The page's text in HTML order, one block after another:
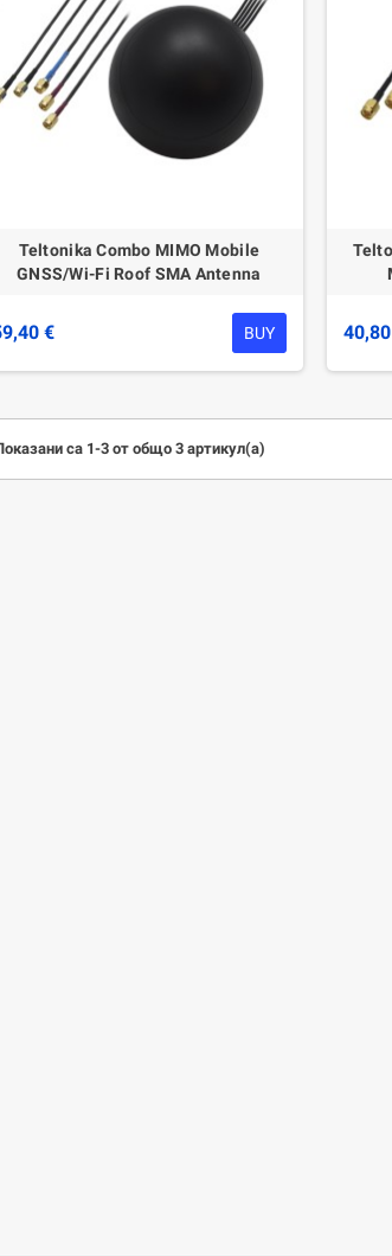
Teltonika Combo MIMO Mobile
GNSS/Wi-Fi Roof SMA Antenna
€ BUY
са 1-3 от общо 3 артикул(а)